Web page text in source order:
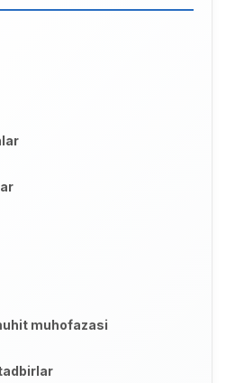
muhofazasi